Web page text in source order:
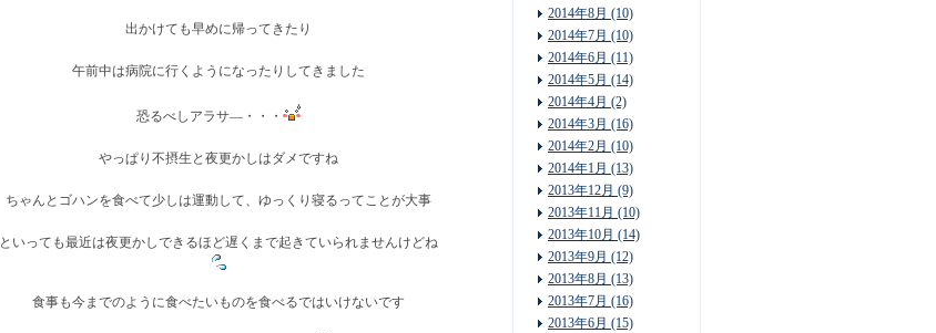
出かけても早めに帰ってきたり
午前中は病院に行くようになったりしてきました
恐るべしアラサ―・・・
やっぱり不摂生と夜更かしはダメですね
ちゃんとゴハンを食べて少しは運動して、ゆっくり寝るってことが大事
といっても最近は夜更かしできるほど遅くまで起きていられませんけどね
食事も今までのように食べたいものを食べるではいけないです
2014年8月 (10)
2014年7月 (10)
2014年6月 (11)
2014年5月 (14)
2014年4月 (2)
2014年3月 (16)
2014年2月 (10)
2014年1月 (13)
2013年12月 (9)
2013年11月 (10)
2013年10月 (14)
2013年9月 (12)
2013年8月 (13)
2013年7月 (16)
2013年6月 (15)